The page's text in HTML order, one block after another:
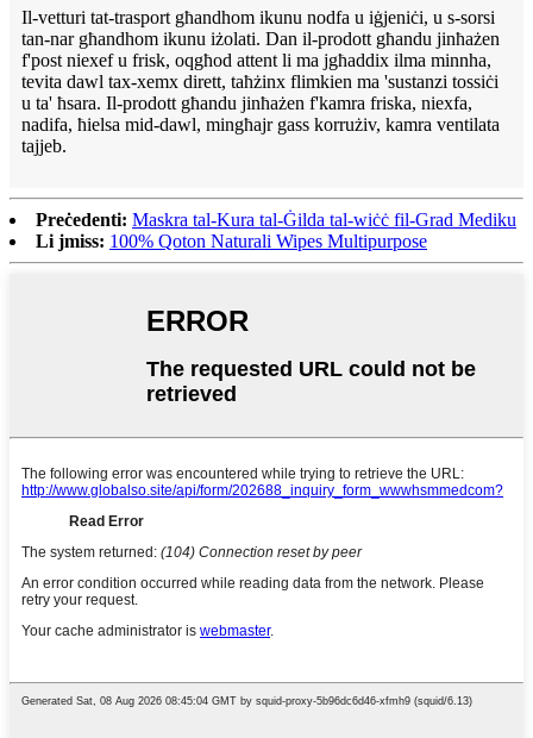
Il-vetturi tat-trasport għandhom ikunu nodfa u iġjeniċi, u s-sorsi
tan-nar għandhom ikunu iżolati. Dan il-prodott għandu jinħażen
f'post niexef u frisk, oqgħod attent li ma jgħaddix ilma minnha,
tevita dawl tax-xemx dirett, taħżinx flimkien ma 'sustanzi tossiċi
u ta' ħsara. Il-prodott għandu jinħażen f'kamra friska, niexfa,
nadifa, ħielsa mid-dawl, mingħajr gass korrużiv, kamra ventilata
tajjeb.
Preċedenti: Maskra tal-Kura tal-Ġilda tal-wiċċ fil-Grad Mediku
Li jmiss: 100% Qoton Naturali Wipes Multipurpose